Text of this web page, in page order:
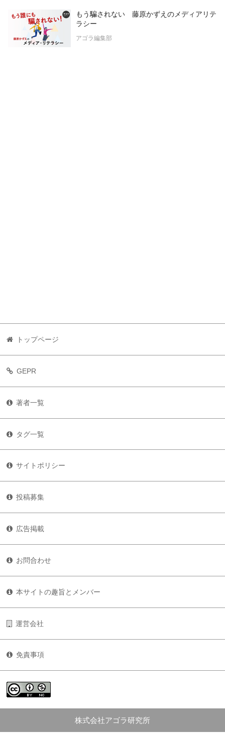
もう騙されない 藤原かずえのメディアリテ
ラシー
アゴラ編集部
トップページ
GEPR
著者一覧
タグ一覧
サイトポリシー
投稿募集
広告掲載
お問合わせ
本サイトの趣旨とメンバー
運営会社
免責事項
株式会社アゴラ研究所